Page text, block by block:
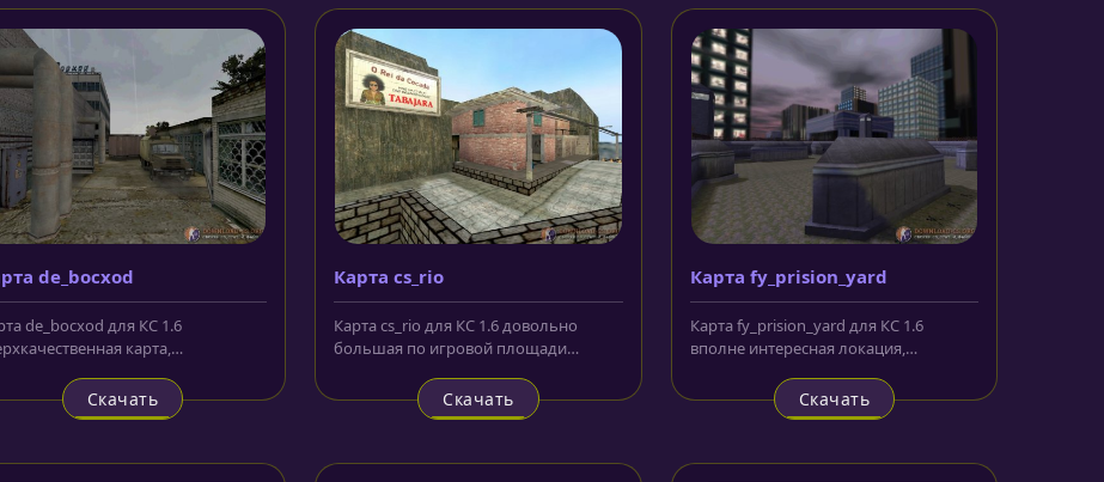
de_bocxod
de_bocxod для КС 1.6
карта,
за...
Скачать
Карта cs_rio
Карта cs_rio для КС 1.6 довольно
большая по игровой площади
Карта...
Скачать
Карта fy_prision_yard
Карта fy_prision_yard для КС 1.6
вполне интересная локация,
прозрачными...Скачать